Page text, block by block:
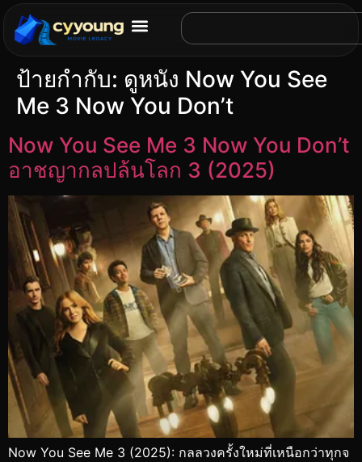
ป้ายกำกับ: ดูหนัง Now You See
Me 3 Now You Don’t
Now You See Me 3 Now You Don’t
อาชญากลปล้นโลก 3 (2025)
Now You See Me 3 (2025): กลลวงครั้งใหม่ที่เหนือกว่าทุกจ